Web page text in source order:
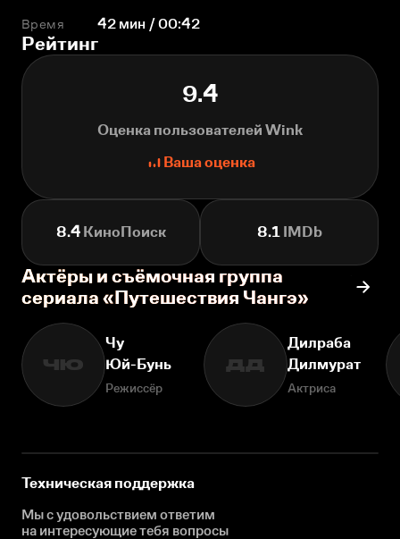
Время 42 мин / 00:42
Рейтинг
9.4
Оценка пользователей Wink
Ваша оценка
8.4КиноПоиск 8.1IMDb
Актёры и съёмочная группа
сериала «Путешествия Чангэ»
ЧЮ
Чу
Юй-Бунь
Режиссёр
ДД
Дилраба
Дилмурат
Актриса
Техническая поддержка
Мы с удовольствием ответим
на интересующиетебя вопросы